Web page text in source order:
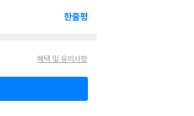
한줄평
혜택 및 유의사항